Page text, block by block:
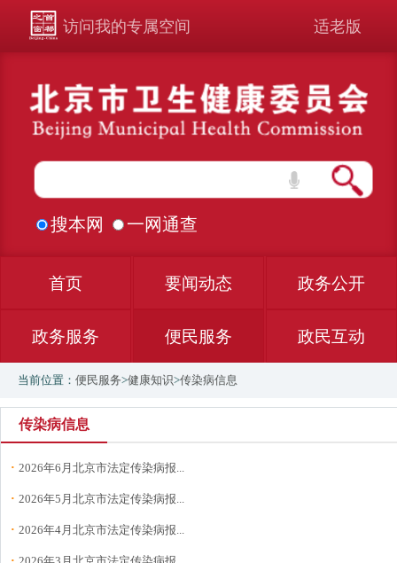
访问我的专属空间 适老版
搜本网 一网通查
首页 要闻动态 政务公开
政务服务 便民服务 政民互动
当前位置： 便民服务>健康知识>传染病信息
传染病信息
· 2026年6月北京市法定传染病报...
· 2026年5月北京市法定传染病报...
· 2026年4月北京市法定传染病报...